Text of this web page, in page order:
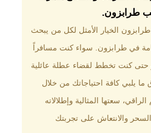
هيلتون
قلب طرابزون بالقرب
السياحية. إطلالات
متكاملة تشمل
سبا، صالة ألعاب
ومطاعم عالمية.
طرابزون.​
الخيار الأمثل لكل من يبحث
في طرابزون. سواء كنت مسافراً
حتى كنت تخطط لقضاء عطلة عائلية
يلبي كافة احتياجاتك من خلال
سعتها المثالية وإطلالاته
والانتعاش على تجربتك